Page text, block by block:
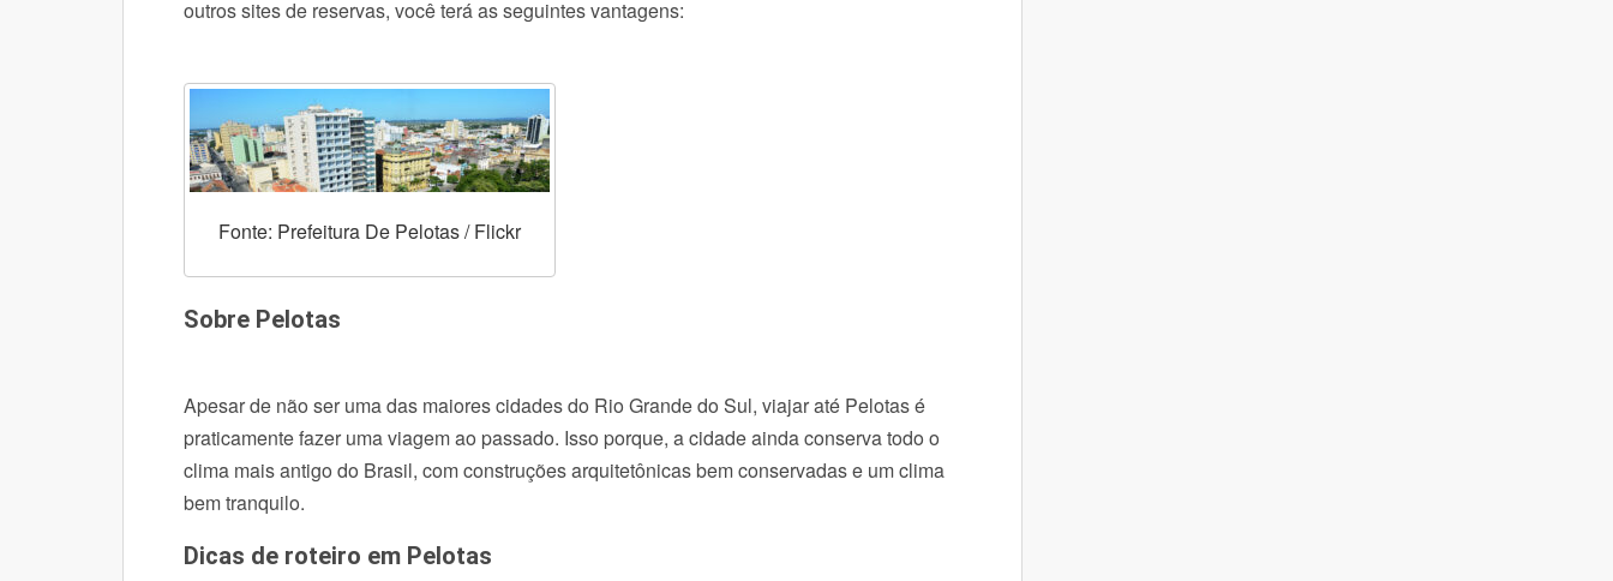
outros sites de reservas, você terá as seguintes vantagens:
Fonte: Prefeitura De Pelotas / Flickr
Sobre Pelotas
Apesar de não ser uma das maiores cidades do Rio Grande do Sul, viajar até Pelotas é
praticamente fazer uma viagem ao passado. Isso porque, a cidade ainda conserva todo o
clima mais antigo do Brasil, com construções arquitetônicas bem conservadas e um clima
bem tranquilo.
Dicas de roteiro em Pelotas